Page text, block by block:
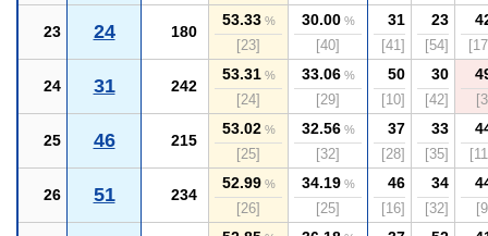
23 24 180
53.33%
[23]
30.00%
[40]
31
[41]
23
[54]
24 31 242
53.31%
[24]
33.06%
[29]
50
[10]
30
[42]
25 46 215
53.02%
[25]
32.56%
[32]
37
[28]
33
[35]
26 51 234
52.99%
[26]
34.19%
[25]
46
[16]
34
[32]